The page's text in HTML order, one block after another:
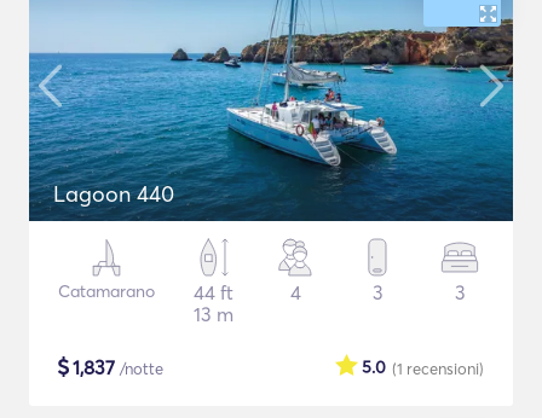
Lagoon 440
Catamarano
44 ft
13 m
4 3 3
$1,837 /notte (1 recensioni)
5.0